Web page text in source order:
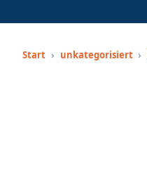
Start › unkategorisiert ›